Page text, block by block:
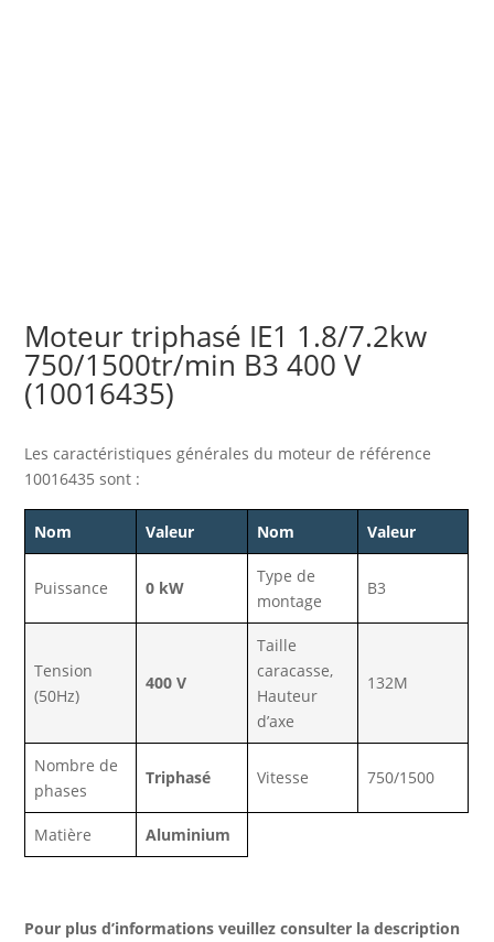
Moteur triphasé IE1 1.8/7.2kw
750/1500tr/min B3 400 V
(10016435)
Les caractéristiques générales du moteur de référence
10016435 sont :
Nom Valeur Nom Valeur
Puissance 0 kW
Type de
montage
B3
Tension
(50Hz)
400 V
Taille
caracasse,
Hauteur
d’axe
132M
Nombre de
phases
Triphasé Vitesse 750/1500
Matière Aluminium
Pour plus d’informations veuillez consulter la description